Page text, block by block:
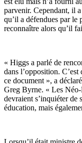
parvenir. Cependant, il
qu’il a défendues par le
reconnaître alors qu’il
« Higgs a parlé de
dans l’opposition.
ce document », a
Greg Byrne. « Les
devraient s’inquiéter de
éducation, mais